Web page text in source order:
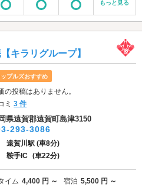
もっと見る
キラリグループ】
ップルズおすすめ
の投稿はありません。
ミ3 件
県遠賀郡遠賀町島津3150
293-3086
遠賀川駅 (車8分)
鞍手IC (車22分)
イム 4,400 円 ～ 宿泊 5,500 円 ～